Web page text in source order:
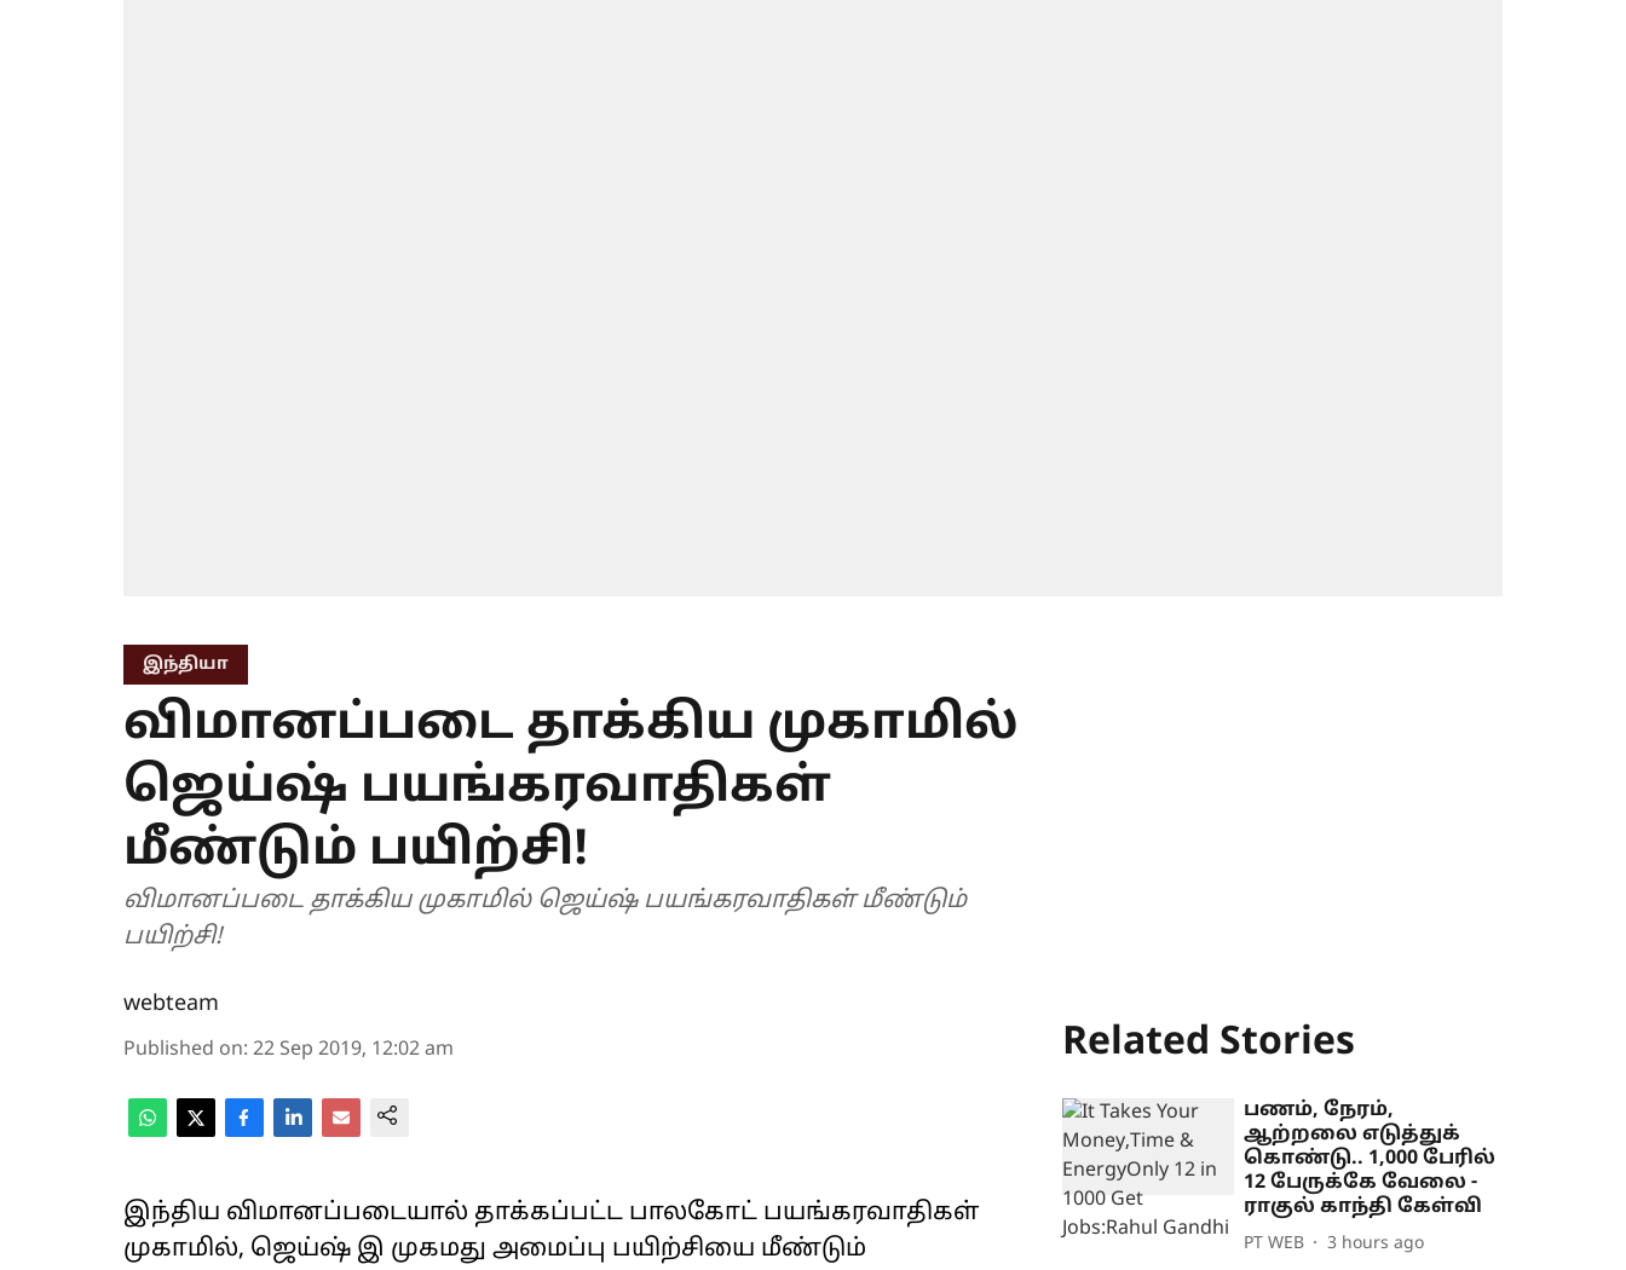
இந்தியா
விமானப்படை தாக்கிய முகாமில்
ஜெய்ஷ் பயங்கரவாதிகள்
மீண்டும் பயிற்சி!
விமானப்படை தாக்கிய முகாமில் ஜெய்ஷ் பயங்கரவாதிகள் மீண்டும்
பயிற்சி!
webteam
Published on: 22 Sep 2019, 12:02 am
இந்திய விமானப்படையால் தாக்கப்பட்ட பாலகோட் பயங்கரவாதிகள்
முகாமில், ஜெய்ஷ் இ முகமது அமைப்பு பயிற்சியை மீண்டும்
Related Stories
பணம், நேரம்,
ஆற்றலை எடுத்துக்
கொண்டு.. 1,000 பேரில்
12 பேருக்கே வேலை -
ராகுல் காந்தி கேள்வி
PT WEB 3 hours ago